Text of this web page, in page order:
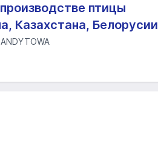
птицы
Казахстана, Белорусии